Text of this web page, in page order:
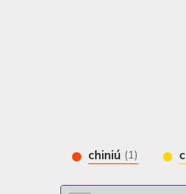
chiniú (1)